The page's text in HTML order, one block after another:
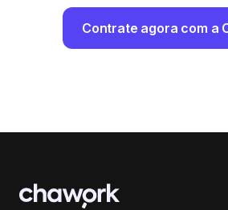
Contrate agora com a